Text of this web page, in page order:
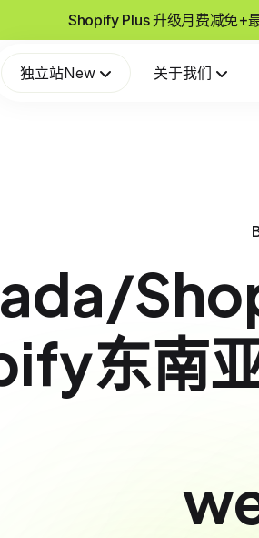
Shopify Plus 升级月费减免+
独立站New 关于我们
东南